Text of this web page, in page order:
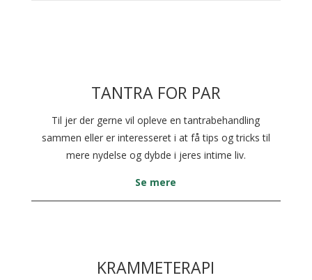
TANTRA FOR PAR
Til jer der gerne vil opleve en tantrabehandling
sammen eller er interesseret i at få tips og tricks til
mere nydelse og dybde i jeres intime liv.
Se mere
KRAMMETERAPI